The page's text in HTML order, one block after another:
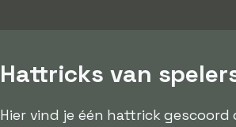
Hattricks van
Hier vind je één hattrick